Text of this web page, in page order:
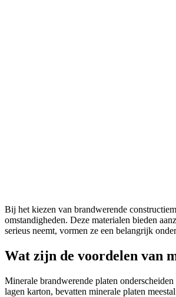
Bij het kiezen van brandwerende
omstandigheden. Deze materialen bieden
serieus neemt, vormen ze een belangrijk
Wat zijn de voordelen van
Minerale brandwerende platen
lagen karton, bevatten minerale platen